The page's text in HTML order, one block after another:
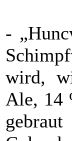
-
wird,
Ale, 14